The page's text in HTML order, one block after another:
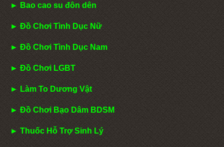
► Bao cao su đôn dên
► Đồ Chơi Tình Dục Nữ
► Đồ Chơi Tình Dục Nam
► Đồ Chơi LGBT
► Làm To Dương Vật
► Đồ Chơi Bạo Dâm BDSM
► Thuốc Hỗ Trợ Sinh Lý